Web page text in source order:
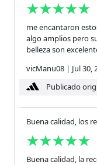
me encantaron
algo amplios pero
belleza son
vicManu08 | Jul 30,
Publicado
Buena calidad, los
Buena calidad, la